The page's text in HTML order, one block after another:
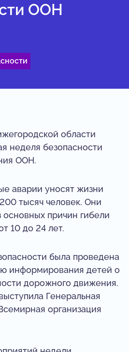
ООН
области
неделя безопасности
ООН.
аварии уносят жизни
тысяч человек. Они
причин гибели
10 до 24 лет.
была проведена
информирования детей о
дорожного движения.
Генеральная
организация